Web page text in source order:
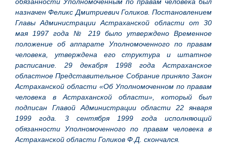
назначен Феликс Дмитриевич Голиков. Постановлением
Главы Администрации Астраханской области от 30
мая 1997 года № 219 было утверждено Временное
положение об аппарате Уполномоченного по правам
человека, утверждена его структура и штатное
расписание. 29 декабря 1998 года Астраханское
областное Представительное Собрание приняло Закон
Астраханской области «Об Уполномоченном по правам
человека в Астраханской области», который был
подписан Главой Администрации области 22 января
1999 года. 3 сентября 1999 года исполняющий
обязанности Уполномоченного по правам человека в
Астраханской области Голиков Ф.Д. скончался.